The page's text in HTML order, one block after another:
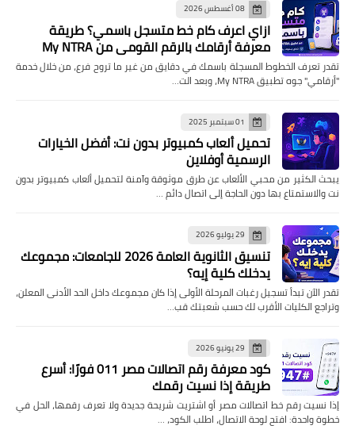
08 أغسطس 2026
ازاي اعرف كام خط متسجل باسمي؟ طريقة
معرفة أرقامك بالرقم القومي من My NTRA
تقدر تعرف الخطوط المسجلة باسمك في دقايق من غير ما تروح فرع، من خلال خدمة
"أرقامي" جوه تطبيق My NTRA، وبعد الت…
01 سبتمبر 2025
تحميل ألعاب كمبيوتر بدون نت: أفضل الخيارات
الرسمية أوفلاين
يبحث الكثير من محبي الألعاب عن طرق موثوقة وآمنة لتحميل ألعاب كمبيوتر بدون
نت والاستمتاع بها دون الحاجة إلى اتصال دائم …
29 يوليو 2026
تنسيق الثانوية العامة 2026 للجامعات: مجموعك
يدخلك كلية إيه؟
تقدر الآن تبدأ تسجيل رغبات المرحلة الأولى إذا كان مجموعك داخل الحد الأدنى المعلن،
وتراجع الكليات الأقرب لك حسب شعبتك قب…
29 يونيو 2026
كود معرفة رقم اتصالات مصر 011 فورًا: أسرع
طريقة إذا نسيت رقمك
إذا نسيت رقم خط اتصالات مصر أو اشتريت شريحة جديدة ولا تعرف رقمها، الحل في
خطوة واحدة: افتح لوحة الاتصال، اطلب الكود، …